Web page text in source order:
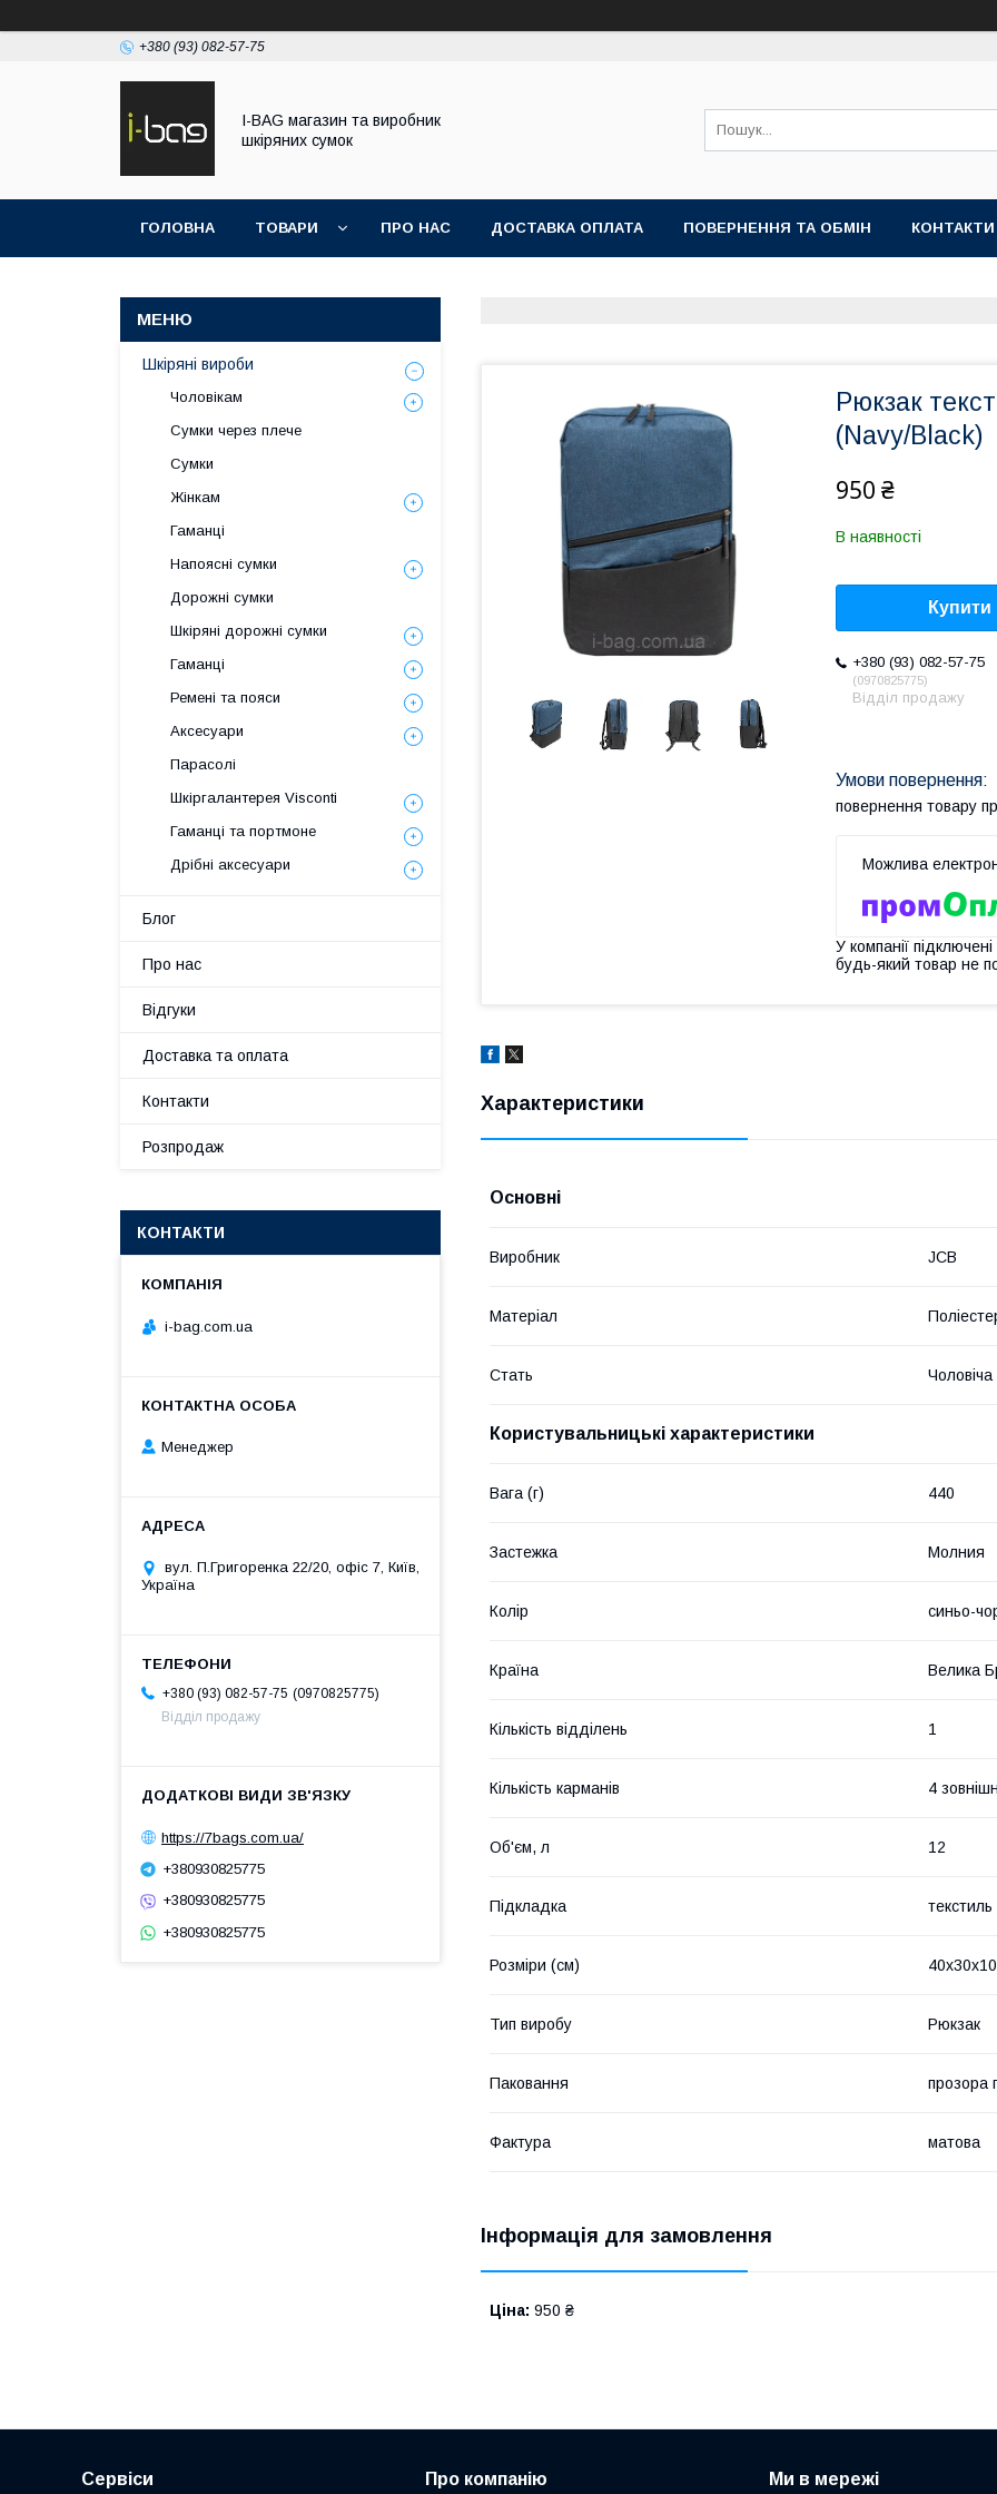
+380 (93) 082-57-75
I-BAG магазин та виробник
шкіряних сумок
ГОЛОВНА ТОВАРИ ПРО НАС ДОСТАВКА ОПЛАТА ПОВЕРНЕННЯ ТА ОБМІН КОНТАКТИ
Рюкзак
(Navy/Black)
950 ₴
В наявності
Купити
+380 (93) 082-57-75
0970825775
Відділ продажу
повернення товару
У компанії
будь-який товар не
Характеристики
Основні
Виробник JCB
Матеріал
Стать Чоловіча
Користувальницькі характеристики
Вага (г) 440
Застежка Молния
Колір синьо-
Країна Велика
Кількість відділень 1
Кількість карманів 4
Об'єм, л 12
Підкладка текстиль
Розміри (см) 40x30x10
Тип виробу Рюкзак
Паковання прозора
Фактура матова
Інформація для замовлення
Ціна: 950 ₴
Шкіряні вироби
Чоловікам
Сумки через плече
Сумки
Жінкам
Гаманці
Напоясні сумки
Дорожні сумки
Шкіряні дорожні сумки
Гаманці
Ремені та пояси
Аксесуари
Парасолі
Шкіргалантерея Visconti
Гаманці та портмоне
Дрібні аксесуари
Блог
Про нас
Відгуки
Доставка та оплата
Контакти
Розпродаж
КОНТАКТИ
i-bag.com.ua
Менеджер
вул. П.Григоренка 22/20, офіс 7, Київ,
Україна
+380 (93) 082-57-75
0970825775
Відділ продажу
https://7bags.com.ua/
+380930825775
+380930825775
+380930825775
Сервіси Про компанію Ми в мережі